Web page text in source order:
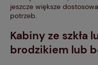
jeszcze większe
potrzeb.
Kabiny ze szkła
brodzikiem lub